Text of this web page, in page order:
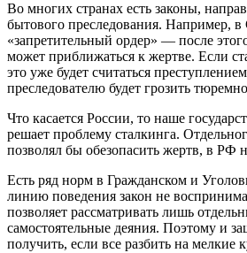
Во многих странах есть законы,
бытового преследования. Например,
«запретительный ордер» — после
может приближаться к жертве. Если
это уже будет считаться
преследователю будет грозить
Что касается России, то наше
решает проблему сталкинга.
позволял бы обезопасить жертв, в РФ
Есть ряд норм в Гражданском и
линию поведения закон не
позволяет рассматривать лишь
самостоятельные деяния. Поэтому и
получить, если все разбить на мелкие